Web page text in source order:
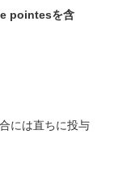
pointesを含
には直ちに投与